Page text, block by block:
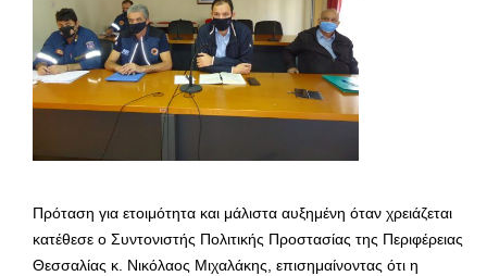
Πρόταση για ετοιμότητα και μάλιστα αυξημένη όταν χρειάζεται
κατέθεσε ο Συντονιστής Πολιτικής Προστασίας της Περιφέρειας
Θεσσαλίας κ. Νικόλαος Μιχαλάκης, επισημαίνοντας ότι η